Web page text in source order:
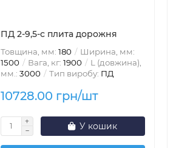
ПД 2-9,5-с плита дорожня
Товщина, мм: 180
Ширина, мм:
1500
Вага, кг: 1900
L (довжина),
мм.: 3000 Тип виробу: ПД
10728.00 грн/шт
У кошик